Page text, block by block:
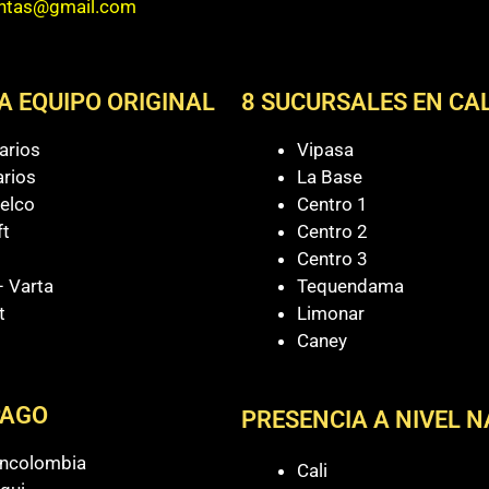
EQUIPO ORIGINAL
Varta
8 SUCURSALES EN
Vipasa
La Base
Centro 1
Centro 2
Centro 3
Tequendama
Limonar
Caney
PRESENCIA A NIVEL
Cali